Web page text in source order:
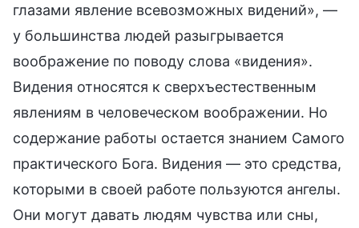
глазами явление всевозможных видений», —
у большинства людей разыгрывается
воображение по поводу слова «видения».
Видения относятся к сверхъестественным
явлениям в человеческом воображении. Но
содержание работы остается знанием Самого
практического Бога. Видения — это средства,
которыми в своей работе пользуются ангелы.
Они могут давать людям чувства или сны,